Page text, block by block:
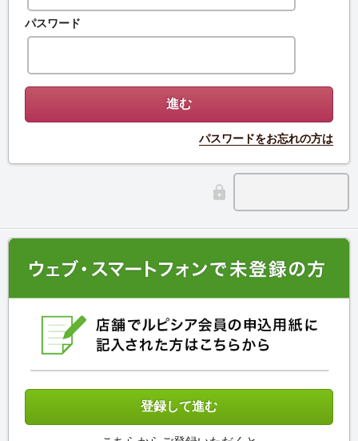
パスワード
パスワードをお忘れの方は